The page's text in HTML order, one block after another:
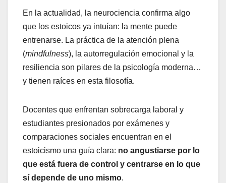
En la actualidad, la neurociencia confirma algo
que los estoicos ya intuían: la mente puede
entrenarse. La práctica de la atención plena
(mindfulness), la autorregulación emocional y la
resiliencia son pilares de la psicología moderna…
y tienen raíces en esta filosofía.
Docentes que enfrentan sobrecarga laboral y
estudiantes presionados por exámenes y
comparaciones sociales encuentran en el
estoicismo una guía clara: no angustiarse por lo
que está fuera de control y centrarse en lo que
sí depende de uno mismo.